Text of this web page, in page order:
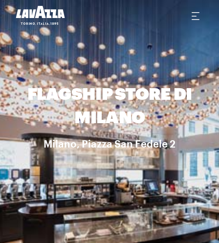
FLAGSHIP STORE DI
MILANO
Milano, Piazza San Fedele 2